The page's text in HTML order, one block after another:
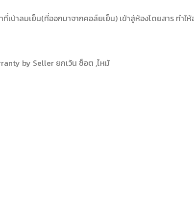
ที่เป่าลมเย็น(ที่ออกมาจากคอล์ยเย็น) เข้าสู่ห้องโดยสาร ทำ
by Seller ยกเว้น ช็อต ,ไหม้